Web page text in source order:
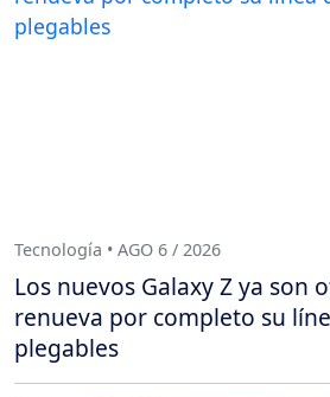
Tecnología • AGO 6 / 2026
Los nuevos Galaxy Z ya son
renueva por completo su
plegables